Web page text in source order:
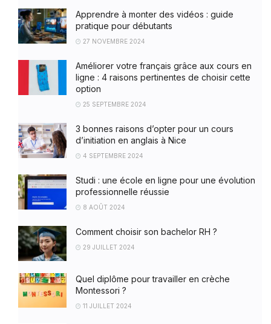
Apprendre à monter des vidéos : guide
pratique pour débutants
27 NOVEMBRE 2024
Améliorer votre français grâce aux cours en
ligne : 4 raisons pertinentes de choisir cette
option
25 SEPTEMBRE 2024
3 bonnes raisons d’opter pour un cours
d’initiation en anglais à Nice
4 SEPTEMBRE 2024
Studi : une école en ligne pour une évolution
professionnelle réussie
8 AOÛT 2024
Comment choisir son bachelor RH ?
29 JUILLET 2024
Quel diplôme pour travailler en crèche
Montessori ?
11 JUILLET 2024